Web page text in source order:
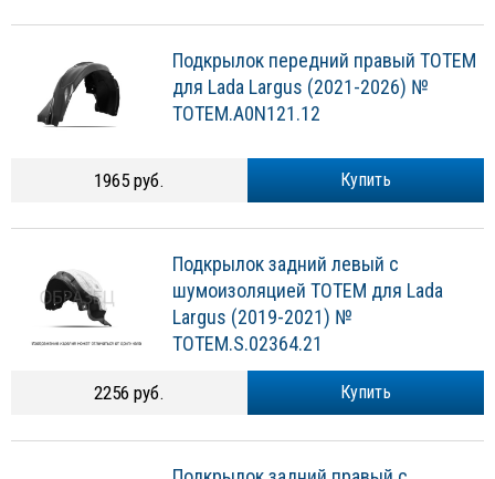
Подкрылок передний правый TOTEM
для Lada Largus (2021-2026) №
TOTEM.A0N121.12
Купить
1965 руб.
Подкрылок задний левый с
шумоизоляцией TOTEM для Lada
Largus (2019-2021) №
TOTEM.S.02364.21
Купить
2256 руб.